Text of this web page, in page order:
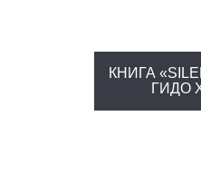
КНИГА
ГИДО